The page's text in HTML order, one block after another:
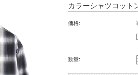
カラーシャツコット
価格:
数量: